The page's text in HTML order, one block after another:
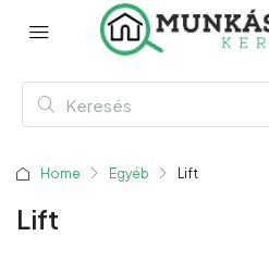
Home Egyéb Lift
Lift